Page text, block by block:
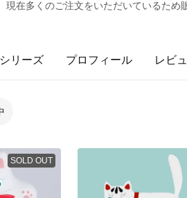
現在多くのご注文をいただいているため
シリーズ プロフィール レビ
SOLD OUT